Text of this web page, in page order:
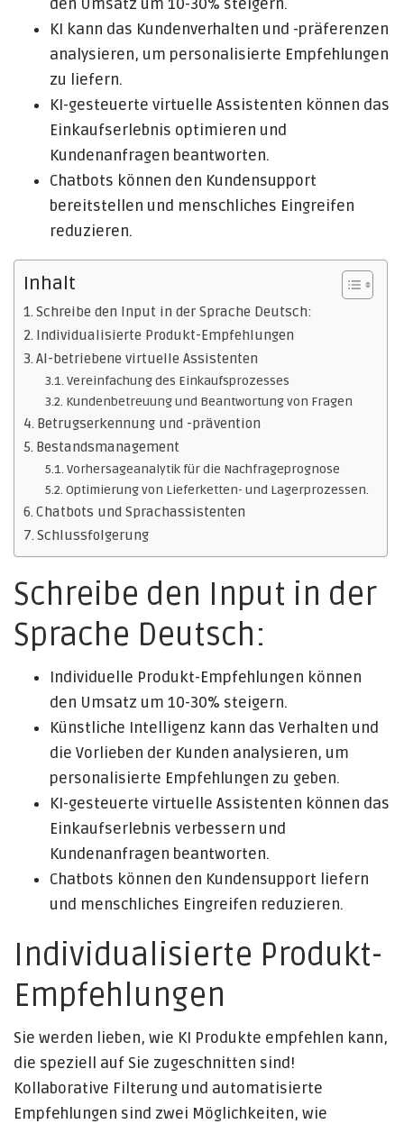
den Umsatz um 10-30% steigern.
KI kann das Kundenverhalten und -präferenzen
analysieren, um personalisierte Empfehlungen
zu liefern.
KI-gesteuerte virtuelle Assistenten können das
Einkaufserlebnis optimieren und
Kundenanfragen beantworten.
Chatbots können den Kundensupport
bereitstellen und menschliches Eingreifen
reduzieren.
Inhalt
Schreibe den Input in der Sprache Deutsch:
Individualisierte Produkt-Empfehlungen
AI-betriebene virtuelle Assistenten
Vereinfachung des Einkaufsprozesses
Kundenbetreuung und Beantwortung von Fragen
Betrugserkennung und -prävention
Bestandsmanagement
Vorhersageanalytik für die Nachfrageprognose
Optimierung von Lieferketten- und Lagerprozessen.
Chatbots und Sprachassistenten
Schlussfolgerung
Schreibe den Input in der
Sprache Deutsch:
Individuelle Produkt-Empfehlungen können
den Umsatz um 10-30% steigern.
Künstliche Intelligenz kann das Verhalten und
die Vorlieben der Kunden analysieren, um
personalisierte Empfehlungen zu geben.
KI-gesteuerte virtuelle Assistenten können das
Einkaufserlebnis verbessern und
Kundenanfragen beantworten.
Chatbots können den Kundensupport liefern
und menschliches Eingreifen reduzieren.
Individualisierte Produkt-
Empfehlungen
Sie werden lieben, wie KI Produkte empfehlen kann,
die speziell auf Sie zugeschnitten sind!
Kollaborative Filterung und automatisierte
Empfehlungen sind zwei Möglichkeiten, wie